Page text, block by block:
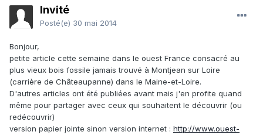
Invité
Posté(e) 30 mai 2014
Bonjour,
petite article cette semaine dans le ouest France consacré au
plus vieux bois fossile jamais trouvé à Montjean sur Loire
(carrière de Châteaupanne) dans le Maine-et-Loire.
D'autres articles ont été publiées avant mais j'en profite quand
même pour partager avec ceux qui souhaitent le découvrir (ou
redécouvrir)
version papier jointe sinon version internet : http://www.ouest-